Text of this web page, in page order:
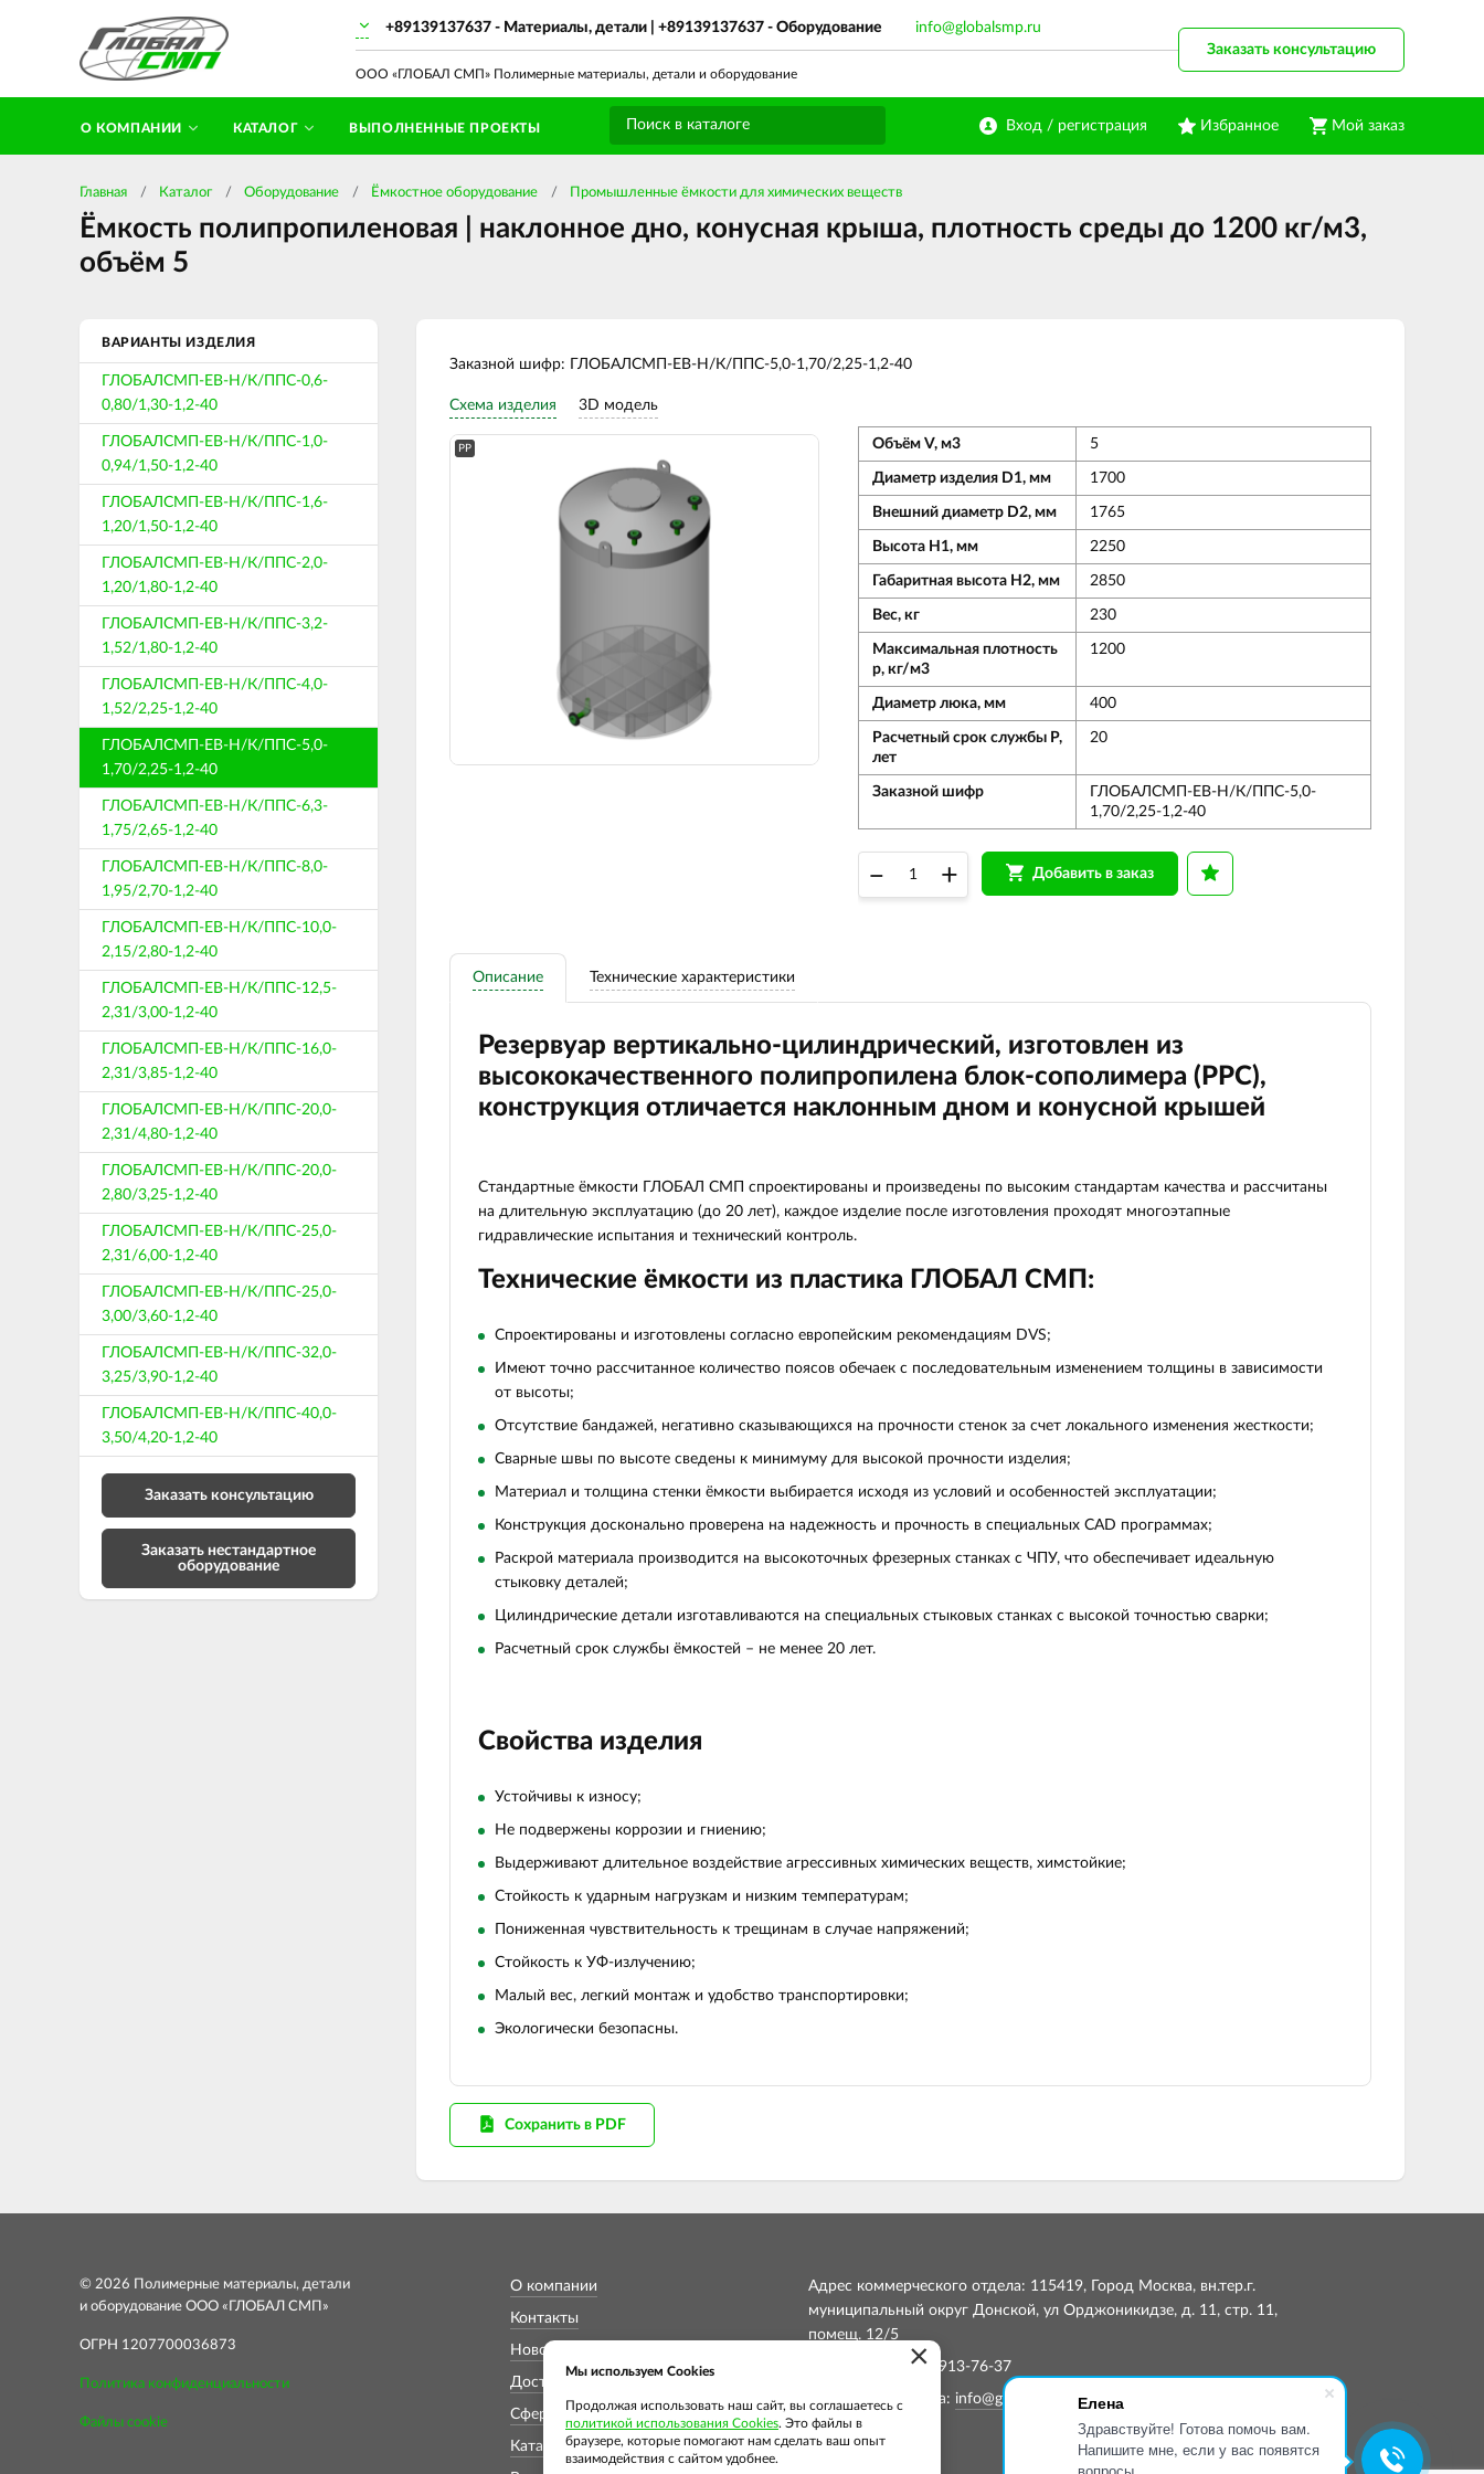
Елена
Здравствуйте! Готова помочь вам.
Напишите мне, если у вас появятся
ООО «ГЛОБАЛ СМП» Полимерные материалы, детали и оборудование
+89139137637 - Материалы, детали | +89139137637 - Оборудование info@globalsmp.ru
Вход / регистрация Избранное Мой заказ
О КОМПАНИИ КАТАЛОГ ВЫПОЛНЕННЫЕ ПРОЕКТЫ
Заказать консультацию
Главная Каталог Оборудование Ёмкостное оборудование Промышленные ёмкости для химических веществ
Ёмкость полипропиленовая | наклонное дно, конусная крыша, плотность среды до 1200 кг/м3,
объём 5
ВАРИАНТЫ ИЗДЕЛИЯ
ГЛОБАЛСМП-ЕВ-Н/К/ППС-0,6-
0,80/1,30-1,2-40
ГЛОБАЛСМП-ЕВ-Н/К/ППС-1,0-
0,94/1,50-1,2-40
ГЛОБАЛСМП-ЕВ-Н/К/ППС-1,6-
1,20/1,50-1,2-40
ГЛОБАЛСМП-ЕВ-Н/К/ППС-2,0-
1,20/1,80-1,2-40
ГЛОБАЛСМП-ЕВ-Н/К/ППС-3,2-
1,52/1,80-1,2-40
ГЛОБАЛСМП-ЕВ-Н/К/ППС-4,0-
1,52/2,25-1,2-40
ГЛОБАЛСМП-ЕВ-Н/К/ППС-5,0-
1,70/2,25-1,2-40
ГЛОБАЛСМП-ЕВ-Н/К/ППС-6,3-
1,75/2,65-1,2-40
ГЛОБАЛСМП-ЕВ-Н/К/ППС-8,0-
1,95/2,70-1,2-40
ГЛОБАЛСМП-ЕВ-Н/К/ППС-10,0-
2,15/2,80-1,2-40
ГЛОБАЛСМП-ЕВ-Н/К/ППС-12,5-
2,31/3,00-1,2-40
ГЛОБАЛСМП-ЕВ-Н/К/ППС-16,0-
2,31/3,85-1,2-40
ГЛОБАЛСМП-ЕВ-Н/К/ППС-20,0-
2,31/4,80-1,2-40
ГЛОБАЛСМП-ЕВ-Н/К/ППС-20,0-
2,80/3,25-1,2-40
ГЛОБАЛСМП-ЕВ-Н/К/ППС-25,0-
2,31/6,00-1,2-40
ГЛОБАЛСМП-ЕВ-Н/К/ППС-25,0-
3,00/3,60-1,2-40
ГЛОБАЛСМП-ЕВ-Н/К/ППС-32,0-
3,25/3,90-1,2-40
ГЛОБАЛСМП-ЕВ-Н/К/ППС-40,0-
3,50/4,20-1,2-40
Заказать консультацию
Заказать нестандартное
оборудование
Заказной шифр: ГЛОБАЛСМП-ЕВ-Н/К/ППС-5,0-1,70/2,25-1,2-40
Схема изделия 3D модель
PP Объём V, м3 5
Диаметр изделия D1, мм 1700
Внешний диаметр D2, мм 1765
Высота Н1, мм 2250
Габаритная высота Н2, мм 2850
Вес, кг 230
Максимальная плотность
р, кг/м3
1200
Диаметр люка, мм 400
Расчетный срок службы Р,
лет
20
Заказной шифр
ГЛОБАЛСМП-ЕВ-Н/К/ППС-5,0-
1,70/2,25-1,2-40
– + Добавить в заказ
Описание Технические характеристики
Резервуар вертикально-цилиндрический, изготовлен из
высококачественного полипропилена блок-сополимера ( PPC),
конструкция отличается наклонным дном и конусной крышей
Стандартные ёмкости ГЛОБАЛ СМП спроектированы и произведены по высоким стандартам качества и рассчитаны
на длительную эксплуатацию (до 20 лет), каждое изделие после изготовления проходят многоэтапные
гидравлические испытания и технический контроль.
Технические ёмкости из пластика ГЛОБАЛ СМП:
Спроектированы и изготовлены согласно европейским рекомендациям DVS;
Имеют точно рассчитанное количество поясов обечаек с последовательным изменением толщины в зависимости
от высоты;
Отсутствие бандажей, негативно сказывающихся на прочности стенок за счет локального изменения жесткости;
Сварные швы по высоте сведены к минимуму для высокой прочности изделия;
Материал и толщина стенки ёмкости выбирается исходя из условий и особенностей эксплуатации;
Конструкция досконально проверена на надежность и прочность в специальных CAD программах;
Раскрой материала производится на высокоточных фрезерных станках с ЧПУ, что обеспечивает идеальную
стыковку деталей;
Цилиндрические детали изготавливаются на специальных стыковых станках с высокой точностью сварки;
Расчетный срок службы ёмкостей – не менее 20 лет.
Свойства изделия
Устойчивы к износу;
Не подвержены коррозии и гниению;
Выдерживают длительное воздействие агрессивных химических веществ, химстойкие;
Стойкость к ударным нагрузкам и низким температурам;
Пониженная чувствительность к трещинам в случае напряжений;
Стойкость к УФ-излучению;
Малый вес, легкий монтаж и удобство транспортировки;
Экологически безопасны.
Сохранить в PDF
© 2026 Полимерные материалы, детали
и оборудование ООО «ГЛОБАЛ СМП»
ОГРН 1207700036873
Политика конфиденциальности
Файлы cookie
О компании
Контакты
Новости
Доставка и оплата
Сферы применения
Каталог
Адрес коммерческого отдела: 115419, Город Москва, вн.тер.г.
муниципальный округ Донской, ул Орджоникидзе, д. 11, стр. 11,
помещ. 12/5
Телефон: +7 (913) 913-76-37
Электронная почта: info@globalsmp.ru
×
Мы используем Cookies
Продолжая использовать наш сайт, вы соглашаетесь с
политикой использования Cookies. Это файлы в
браузере, которые помогают нам сделать ваш опыт
взаимодействия с сайтом удобнее.